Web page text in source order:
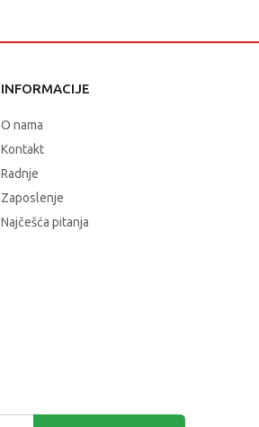
INFORMACIJE
O nama
Kontakt
Radnje
Zaposlenje
Najčešća pitanja